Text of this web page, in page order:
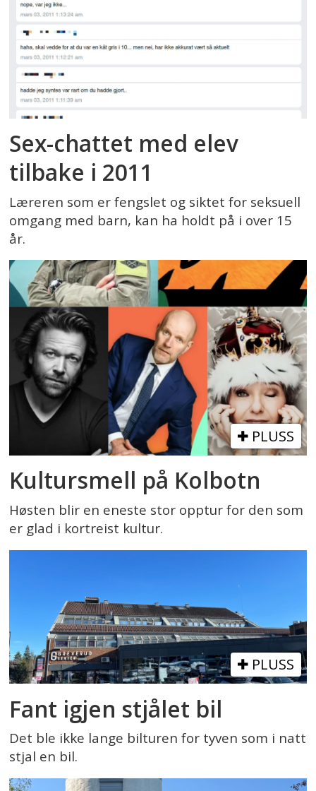
Sex-chattet med elev
tilbake i 2011
Læreren som er fengslet og siktet for seksuell
omgang med barn, kan ha holdt på i over 15
år.
PLUSS
Kultursmell på Kolbotn
Høsten blir en eneste stor opptur for den som
er glad i kortreist kultur.
PLUSS
Fant igjen stjålet bil
Det ble ikke lange bilturen for tyven som i natt
stjal en bil.